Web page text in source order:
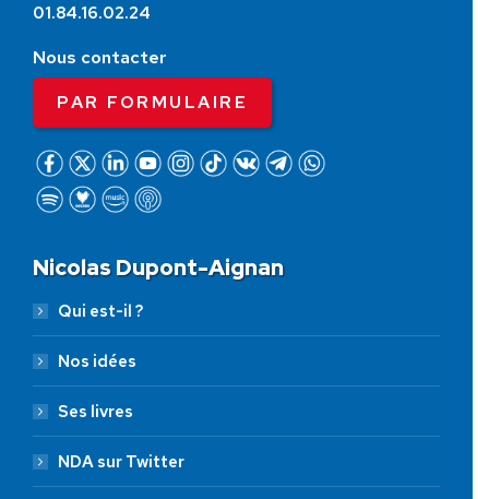
01.84.16.02.24
Nous contacter
PAR FORMULAIRE
Nicolas Dupont-Aignan
Qui est-il ?
Nos idées
Ses livres
NDA sur Twitter